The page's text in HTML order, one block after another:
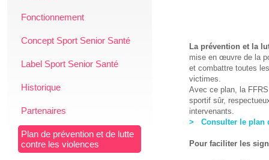
Fonctionnement
Concept Sport Senior Santé
Label Sport Senior Santé
Historique
Partenaires
Plan de prévention et de lutte
contre les violences
La prévention et la
mise en œuvre de la
et combattre toutes
victimes.
Avec ce plan, la
sportif sûr,
intervenants.
>
Consulter le plan
Pour faciliter les